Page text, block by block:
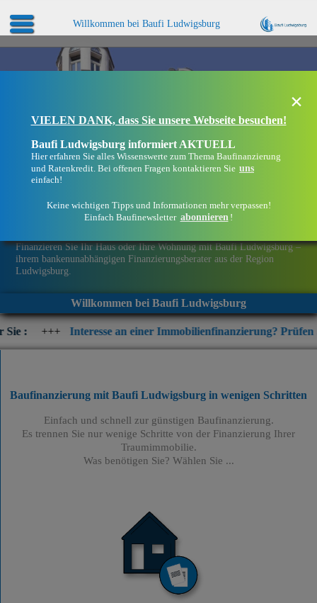
Willkommen bei Baufi Ludwigsburg
Finanzieren Sie Ihr Haus oder Ihre Wohnung mit Baufi Ludwigsburg –
ihrem bankenunabhängigen Finanzierungsberater aus der Region
Ludwigsburg.
Willkommen bei Baufi Ludwigsburg
Interesse an einer Immobilienfinanzierung? Prüfen Sie jetzt die
×
VIELEN DANK, dass Sie unsere Webseite besuchen!
Baufi Ludwigsburg informiert AKTUELL
Hier erfahren Sie alles Wissenswerte zum Thema Baufinanzierung
und Ratenkredit. Bei offenen Fragen kontaktieren Sie uns
einfach!
Keine wichtigen Tipps und Informationen mehr verpassen!
Einfach Baufinewsletter abonnieren !
Baufinanzierung mit Baufi Ludwigsburg in wenigen Schritten
Einfach und schnell zur günstigen Baufinanzierung.
Es trennen Sie nur wenige Schritte von der Finanzierung Ihrer
Traumimmobilie.
Was benötigen Sie? Wählen Sie ...